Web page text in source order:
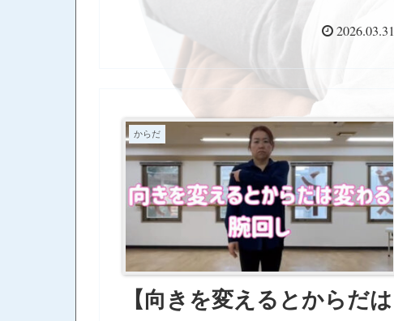
2026.03.31
からだ
【向きを変えるとからだは